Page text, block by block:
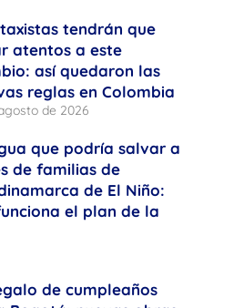
tendrán que
atentos a este
así quedaron las
reglas en Colombia
de 2026
que podría salvar a
de familias de
de El Niño:
el plan de la
de cumpleaños